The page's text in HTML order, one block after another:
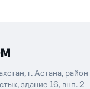
г. Астана, район
здание 16, внп. 2